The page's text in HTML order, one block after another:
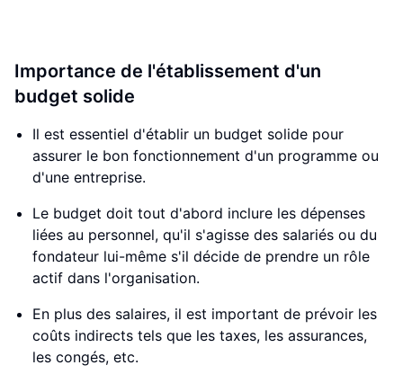
Importance de l'établissement d'un
budget solide
Il est essentiel d'établir un budget solide pour
assurer le bon fonctionnement d'un programme ou
d'une entreprise.
Le budget doit tout d'abord inclure les dépenses
liées au personnel, qu'il s'agisse des salariés ou du
fondateur lui-même s'il décide de prendre un rôle
actif dans l'organisation.
En plus des salaires, il est important de prévoir les
coûts indirects tels que les taxes, les assurances,
les congés, etc.